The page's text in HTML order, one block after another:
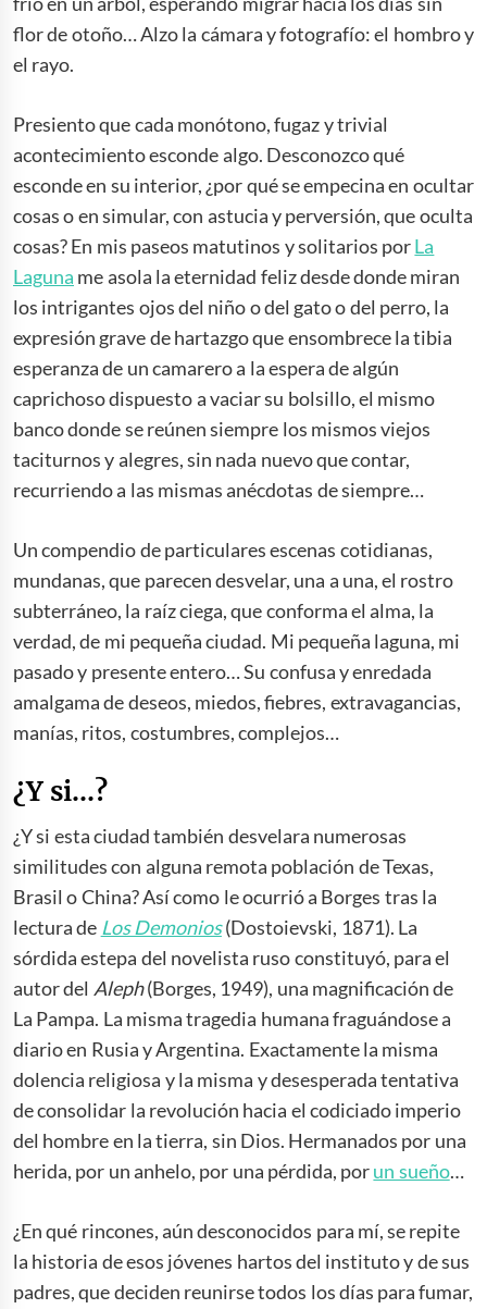
flor de otoño… Alzo la cámara y fotografío: el hombro y
el rayo.
Presiento que cada monótono, fugaz y trivial
acontecimiento esconde algo. Desconozco qué
esconde en su interior, ¿por qué se empecina en ocultar
cosas o en simular, con astucia y perversión, que oculta
cosas? En mis paseos matutinos y solitarios porLa
Laguna me asola la eternidad feliz desde donde miran
los intrigantes ojos del niño o del gato o del perro, la
expresión grave de hartazgo que ensombrece la tibia
esperanza de un camarero a la espera de algún
caprichoso dispuesto a vaciar su bolsillo, el mismo
banco donde se reúnen siempre los mismos viejos
taciturnos y alegres, sin nada nuevo que contar,
recurriendo a las mismas anécdotas de siempre…
Un compendio de particulares escenas cotidianas,
mundanas, que parecen desvelar, una a una, el rostro
subterráneo, la raíz ciega, que conforma el alma, la
verdad, de mi pequeña ciudad. Mi pequeña laguna, mi
pasado y presente entero… Su confusa y enredada
amalgama de deseos, miedos, fiebres, extravagancias,
manías, ritos, costumbres, complejos…
¿Y si…?
¿Y si esta ciudad también desvelara numerosas
similitudes con alguna remota población de Texas,
Brasil o China? Así como le ocurrió a Borges tras la
lectura de Los Demonios(Dostoievski, 1871). La
sórdida estepa del novelista ruso constituyó, para el
autor del Aleph(Borges, 1949), una magnificación de
La Pampa. La misma tragedia humana fraguándose a
diario en Rusia y Argentina. Exactamente la misma
dolencia religiosa y la misma y desesperada tentativa
de consolidar la revolución hacia el codiciado imperio
del hombre en la tierra, sin Dios. Hermanados por una
herida, por un anhelo, por una pérdida, porun sueño…
¿En qué rincones, aún desconocidos para mí, se repite
la historia de esos jóvenes hartos del instituto y de sus
padres, que deciden reunirse todos los días para fumar,